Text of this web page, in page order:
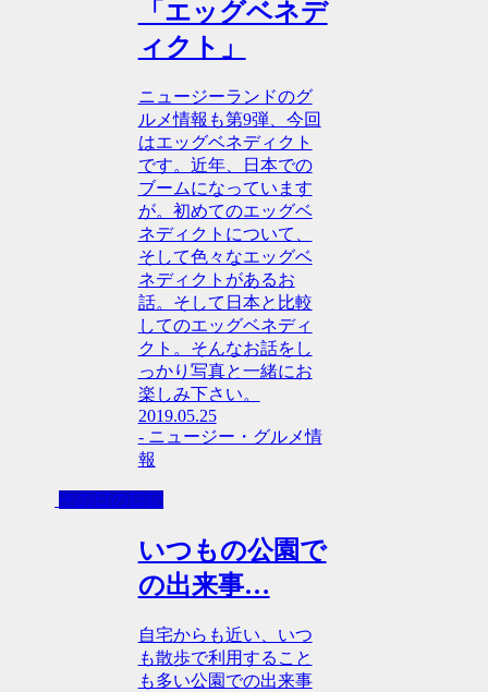
「エッグベネデ
ィクト」
ニュージーランドのグ
ルメ情報も第9弾、今回
はエッグベネディクト
です。近年、日本での
ブームになっています
が。初めてのエッグベ
ネディクトについて、
そして色々なエッグベ
ネディクトがあるお
話。そして日本と比較
してのエッグベネディ
クト。そんなお話をし
っかり写真と一緒にお
楽しみ下さい。
2019.05.25
- ニュージー・グルメ情
報
その日の日記
いつもの公園で
の出来事…
自宅からも近い、いつ
も散歩で利用すること
も多い公園での出来事